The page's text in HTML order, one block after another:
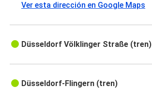
Ver esta dirección en Google Maps
Düsseldorf Völklinger Straße (tren)
Düsseldorf-Flingern (tren)